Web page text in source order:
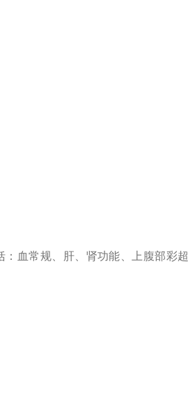
：血常规、肝、肾功能、上腹部彩超